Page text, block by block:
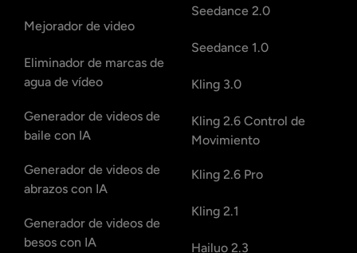
Mejorador de video
Eliminador de marcas de
agua de vídeo
Generador de videos de
baile con IA
Generador de videos de
abrazos con IA
Generador de videos de
besos con IA
Seedance 2.0
Seedance 1.0
Kling 3.0
Kling 2.6 Control de
Movimiento
Kling 2.6 Pro
Kling 2.1
Hailuo 2.3